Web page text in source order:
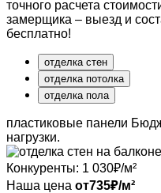
точного расчета
замерщика – выезд и
бесплатно!
отделка стен
отделка потолка
отделка пола
пластиковые панели
нагрузки.
Конкуренты: 1 030₽/м²
Наша цена от735₽/м²